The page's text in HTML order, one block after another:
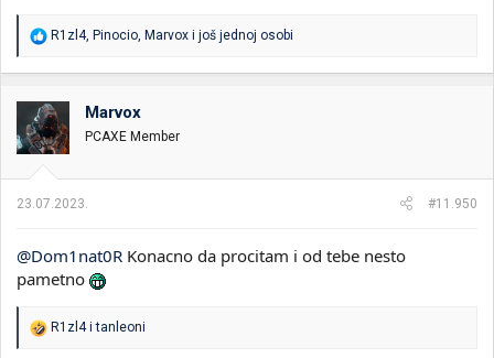
R
a
o
v
a
n
:
R1zl4, Pinocio, Marvox i još jednoj osobi
Marvox
PCAXE Member
23.07.2023. #11.950
@Dom1nat0R Konacno da procitam i od tebe nesto
pametno
R
R1zl4itanleoni